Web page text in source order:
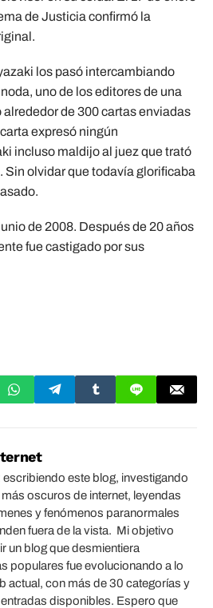
de Justicia confirmó la
los pasó intercambiando
uno de los editores de una
de 300 cartas enviadas
expresó ningún
incluso maldijo al juez que trató
Sin olvidar que todavía glorificaba
de 2008. Después de 20 años
fue castigado por sus
este blog, investigando
oscuros de internet, leyendas
y fenómenos paranormales
fuera de la vista. Mi objetivo
un blog que desmientiera
populares fue evolucionando a lo
actual, con más de 30 categorías y
disponibles. Espero que